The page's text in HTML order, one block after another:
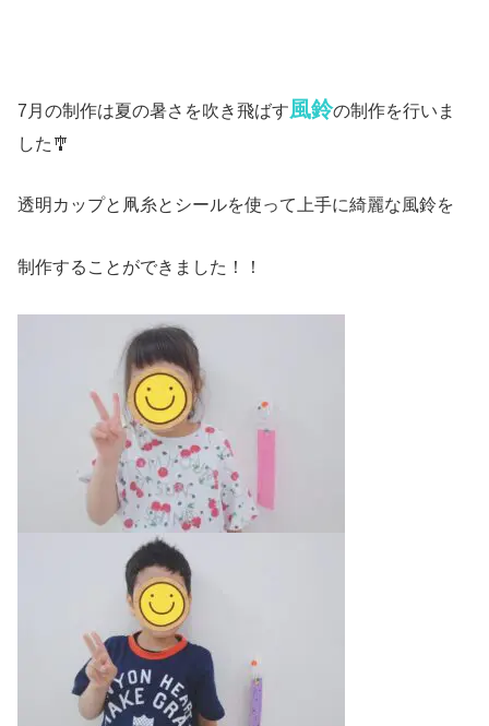
7月の制作は夏の暑さを吹き飛ばす風鈴の制作を行いま
した🎐
透明カップと凧糸とシールを使って上手に綺麗な風鈴を
制作することができました！！